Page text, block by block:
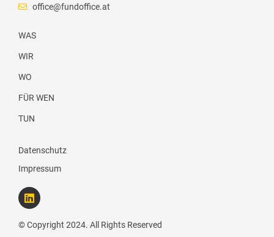
office@fundoffice.at
WAS
WIR
WO
FÜR WEN
TUN
Datenschutz
Impressum
L
i
k
© Copyright 2024. All Rights Reserved